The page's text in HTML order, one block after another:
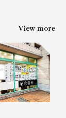
View more